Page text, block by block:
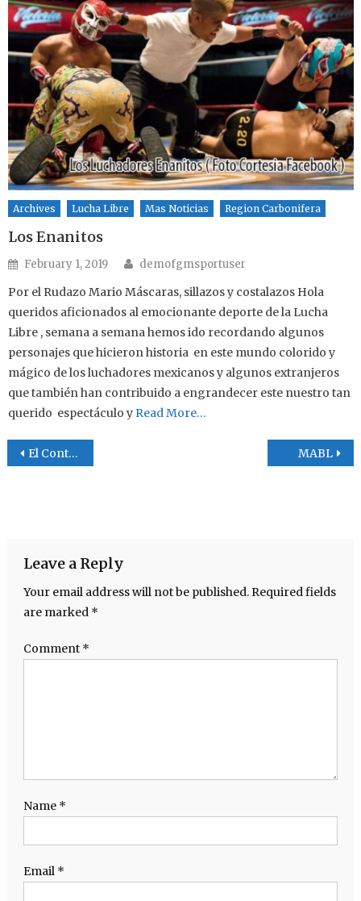
Archives Lucha Libre Mas Noticias Region Carbonifera
Los Enanitos
Posted on
February 1, 2019 Author
demofgmsportuser
Por el Rudazo Mario Máscaras, sillazos y costalazos Hola
queridos aficionados al emocionante deporte de la Lucha
Libre , semana a semana hemos ido recordando algunos
personajes que hicieron historia en este mundo colorido y
mágico de los luchadores mexicanos y algunos extranjeros
que también han contribuido a engrandecer este nuestro tan
querido espectáculo y Read More…
Post navigation
El Contrato de Sostenimiento MABL
Leave a Reply
Your email address will not be published. Required fields
are marked *
Comment *
Name *
Email *